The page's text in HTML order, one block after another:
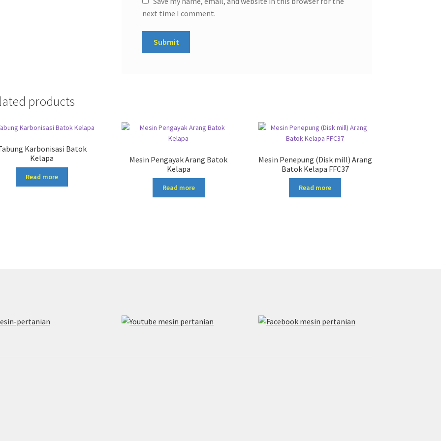
next time I comment.
products
Karbonisasi Batok
Kelapa
Read more
Mesin Pengayak Arang Batok
Kelapa
Read more
Mesin Penepung (Disk mill) Arang
Batok Kelapa FFC37
Read more